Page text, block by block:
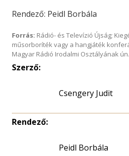
Rendező: Peidl Borbála
Forrás: Rádió- és Televízió Újság;
műsorboríték vagy a hangjáték
Magyar Rádió Irodalmi Osztályának
Szerző:
Csengery Judit
Rendező:
Peidl Borbála